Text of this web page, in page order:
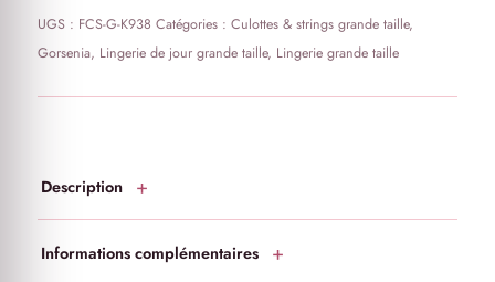
UGS : FCS-G-K938 Catégories : Culottes & strings grande taille,
Gorsenia, Lingerie de jour grande taille, Lingerie grande taille
Description
Informations complémentaires